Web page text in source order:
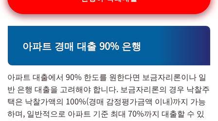
아파트 경매 대출 90% 은행
아파트 대출에서 90% 한도를 원한다면 보금자리론이나 일
반 은행 대출을 고려해야 합니다. 보금자리론의 경우 낙찰주
택은 낙찰가액의 100%(경매 감정평가금액 이내)까지 가능
하며, 일반적으로 아파트 기준 최대 70%까지 대출할 수 있